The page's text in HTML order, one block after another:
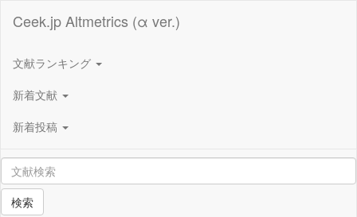
Ceek.jp Altmetrics (α ver.)
文献ランキング
新着文献
新着投稿
検索